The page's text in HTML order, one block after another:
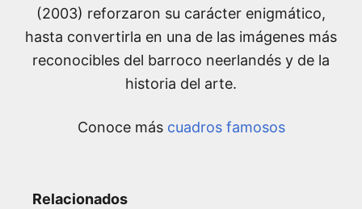
(2003) reforzaron su carácter enigmático,
hasta convertirla en una de las imágenes más
reconocibles del barroco neerlandés y de la
historia del arte.
Conoce más cuadros famosos
Relacionados